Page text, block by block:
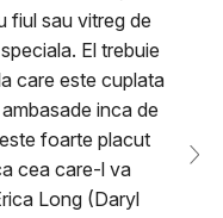
fiul sau vitreg de
El trebuie
care este cuplata
inca de
foarte placut
cea care-l va
Long (Daryl